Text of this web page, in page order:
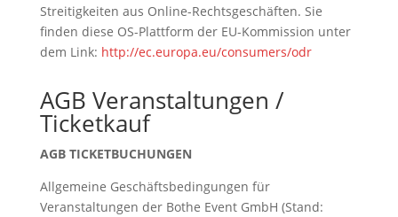
Streitigkeiten aus Online-Rechtsgeschäften. Sie
finden diese OS-Plattform der EU-Kommission unter
dem Link: http://ec.europa.eu/consumers/odr
AGB Veranstaltungen /
Ticketkauf
AGB TICKETBUCHUNGEN
Allgemeine Geschäftsbedingungen für
Veranstaltungen der Bothe Event GmbH (Stand: